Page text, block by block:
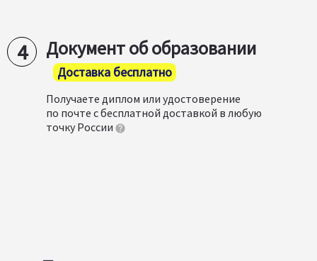
Документ об образовании
Доставка бесплатно
Получаете диплом или удостоверение
по почте с бесплатной доставкой в любую
точку России